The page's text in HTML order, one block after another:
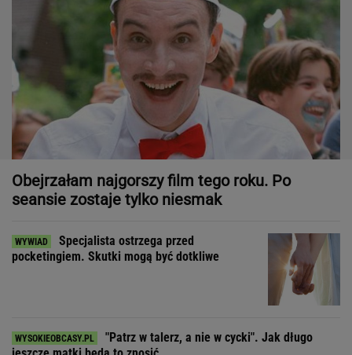
Obejrzałam najgorszy film tego roku. Po
seansie zostaje tylko niesmak
Specjalista ostrzega przed
pocketingiem. Skutki mogą być dotkliwe
"Patrz w talerz, a nie w cycki". Jak długo